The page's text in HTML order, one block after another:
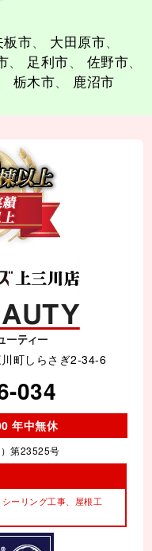
板市
大田原市
足利市
佐野市
栃木市 鹿沼市
町しらさぎ2-34-6
034
年中無休
第23525号
ーリング工事、 屋根工